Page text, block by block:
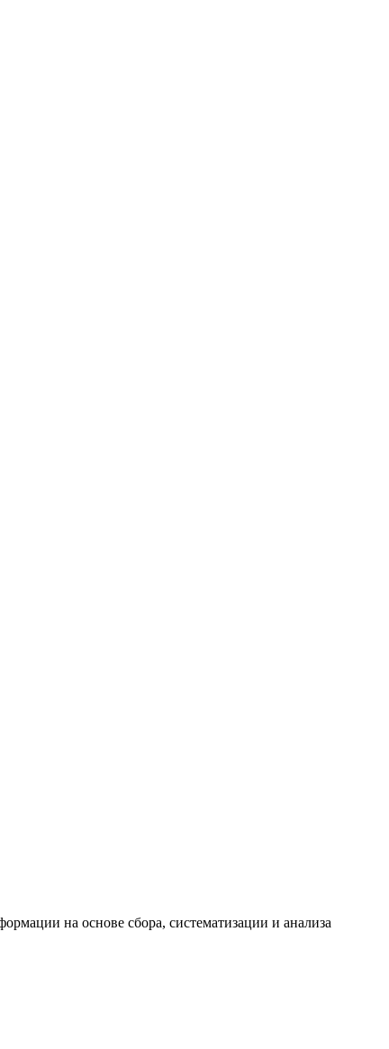
на основе сбора, систематизации и анализа